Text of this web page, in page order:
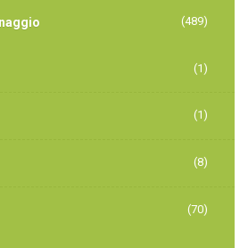
(489)
(1)
(1)
(8)
(70)